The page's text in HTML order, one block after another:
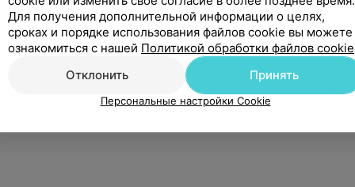
Для получения дополнительной информации о целях,
сроках и порядке использования файлов cookie вы можете
ознакомиться с нашей Политикой обработки файлов cookie
Отклонить
Принять
Персональные настройки Cookie